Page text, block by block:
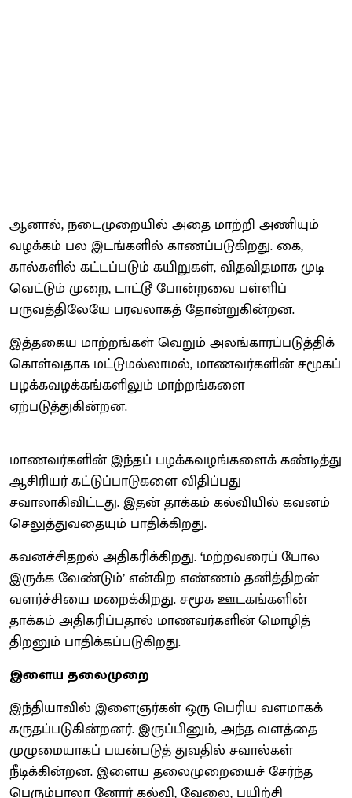
ஆனால், நடைமுறையில் அதை மாற்றி அணியும்
வழக்கம் பல இடங்களில் காணப்படுகிறது. கை,
கால்களில் கட்டப்படும் கயிறுகள், விதவிதமாக முடி
வெட்டும் முறை, டாட்டூ போன்றவை பள்ளிப்
பருவத்திலேயே பரவலாகத் தோன்றுகின்றன.
இத்தகைய மாற்றங்கள் வெறும் அலங்காரப்படுத்திக்
கொள்வதாக மட்டுமல்லாமல், மாணவர்களின் சமூகப்
பழக்கவழக்கங்களிலும் மாற்றங்களை
ஏற்படுத்துகின்றன.
மாணவர்களின் இந்தப் பழக்கவழங்களைக் கண்டித்து
ஆசிரியர் கட்டுப்பாடுகளை விதிப்பது
சவாலாகிவிட்டது. இதன் தாக்கம் கல்வியில் கவனம்
செலுத்துவதையும் பாதிக்கிறது.
கவனச்சிதறல் அதிகரிக்கிறது. ‘மற்றவரைப் போல
இருக்க வேண்டும்’ என்கிற எண்ணம் தனித்திறன்
வளர்ச்சியை மறைக்கிறது. சமூக ஊடகங்களின்
தாக்கம் அதிகரிப்பதால் மாணவர்களின் மொழித்
திறனும் பாதிக்கப்படுகிறது.
இளைய தலைமுறை
இந்தியாவில் இளைஞர்கள் ஒரு பெரிய வளமாகக்
கருதப்படுகின்றனர். இருப்பினும், அந்த வளத்தை
முழுமையாகப் பயன்படுத் துவதில் சவால்கள்
நீடிக்கின்றன. இளைய தலைமுறையைச் சேர்ந்த
பெரும்பாலா னோர் கல்வி, வேலை, பயிற்சி